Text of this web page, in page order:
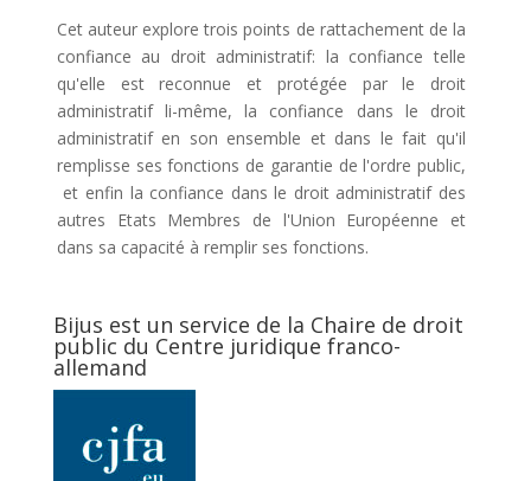
Cet auteur explore trois points de rattachement de la
confiance au droit administratif: la confiance telle
qu'elle est reconnue et protégée par le droit
administratif li-même, la confiance dans le droit
administratif en son ensemble et dans le fait qu'il
remplisse ses fonctions de garantie de l'ordre public,
et enfin la confiance dans le droit administratif des
autres Etats Membres de l'Union Européenne et
dans sa capacité à remplir ses fonctions.
Bijus est un service de la Chaire de droit
public du Centre juridique franco-
allemand